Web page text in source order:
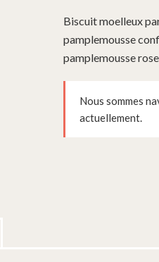
Biscuit moelleux
pamplemousse
pamplemousse
Nous sommes
actuellement.